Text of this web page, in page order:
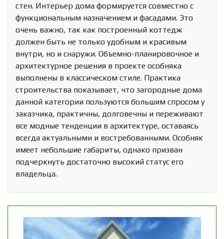
стен. Интерьер дома формируется совместно с
функциональным назначением и фасадами. Это
очень важно, так как построенный коттедж
должен быть не только удобным и красивым
внутри, но и снаружи. Объемно-планировочное и
архитектурное решения в проекте особняка
выполнены в классическом стиле. Практика
строительства показывает, что загородные дома
данной категории пользуются большим спросом у
заказчика, практичны, долговечны и переживают
все модные тенденции в архитектуре, оставаясь
всегда актуальными и востребованными. Особняк
имеет небольшие габариты, однако призван
подчеркнуть достаточно высокий статус его
владельца.